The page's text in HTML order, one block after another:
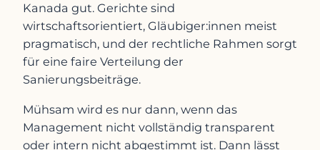
Kanada gut. Gerichte sind
wirtschaftsorientiert, Gläubiger:innen meist
pragmatisch, und der rechtliche Rahmen sorgt
für eine faire Verteilung der
Sanierungsbeiträge.
Mühsam wird es nur dann, wenn das
Management nicht vollständig transparent
oder intern nicht abgestimmt ist. Dann lässt